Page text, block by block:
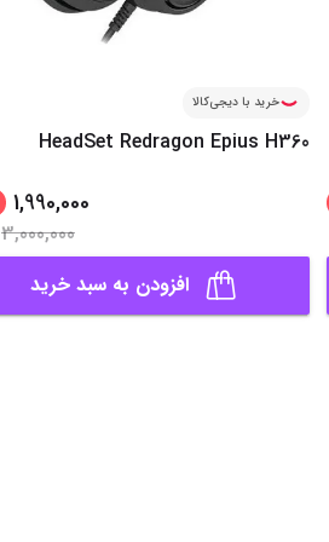
خرید با دیجی‌کالا
HeadSet Redragon Epius H360
1,990,000
3,000,000
افزودن به سبد خرید